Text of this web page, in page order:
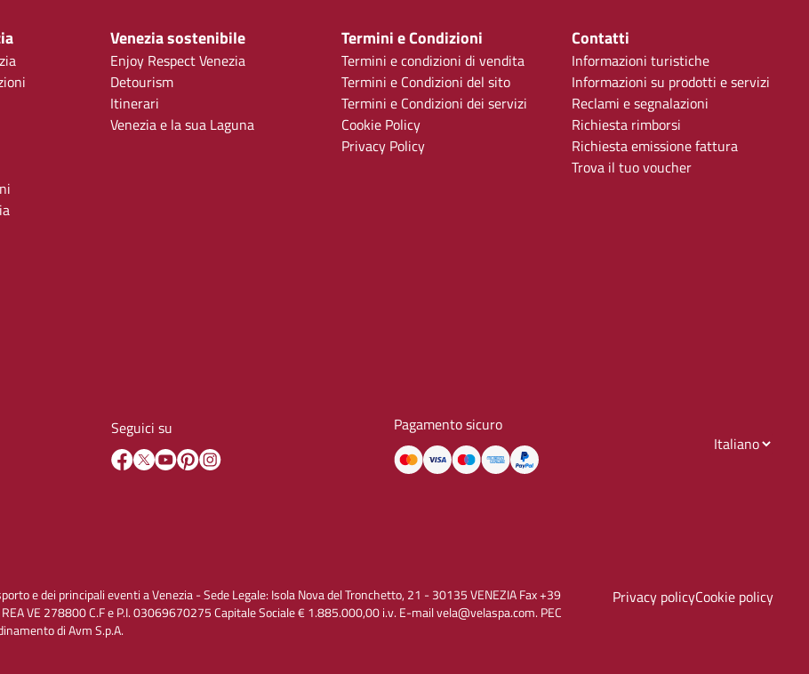
Venezia sostenibile
Enjoy Respect Venezia
Detourism
Itinerari
Venezia e la sua Laguna
Termini e Condizioni
Termini e condizioni di vendita
Termini e Condizioni del sito
Termini e Condizioni dei servizi
Cookie Policy
Privacy Policy
Contatti
Informazioni turistiche
Informazioni su prodotti e servizi
Reclami e segnalazioni
Richiesta rimborsi
Richiesta emissione fattura
Trova il tuo voucher
Seguici su Pagamento sicuro
e dei principali eventi a Venezia - Sede Legale: Isola Nova del Tronchetto, 21 - 30135 VENEZIA Fax +39
VE 278800 C.F e P.I. 03069670275 Capitale Sociale € 1.885.000,00 i.v. E-mail vela@velaspa.com. PEC
di Avm S.p.A.
Privacy policyCookie policy